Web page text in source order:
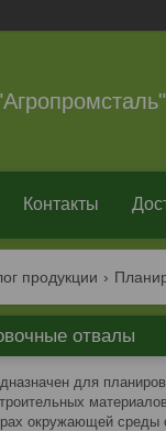
Контакты
продукции
отвалы
для
окружающей